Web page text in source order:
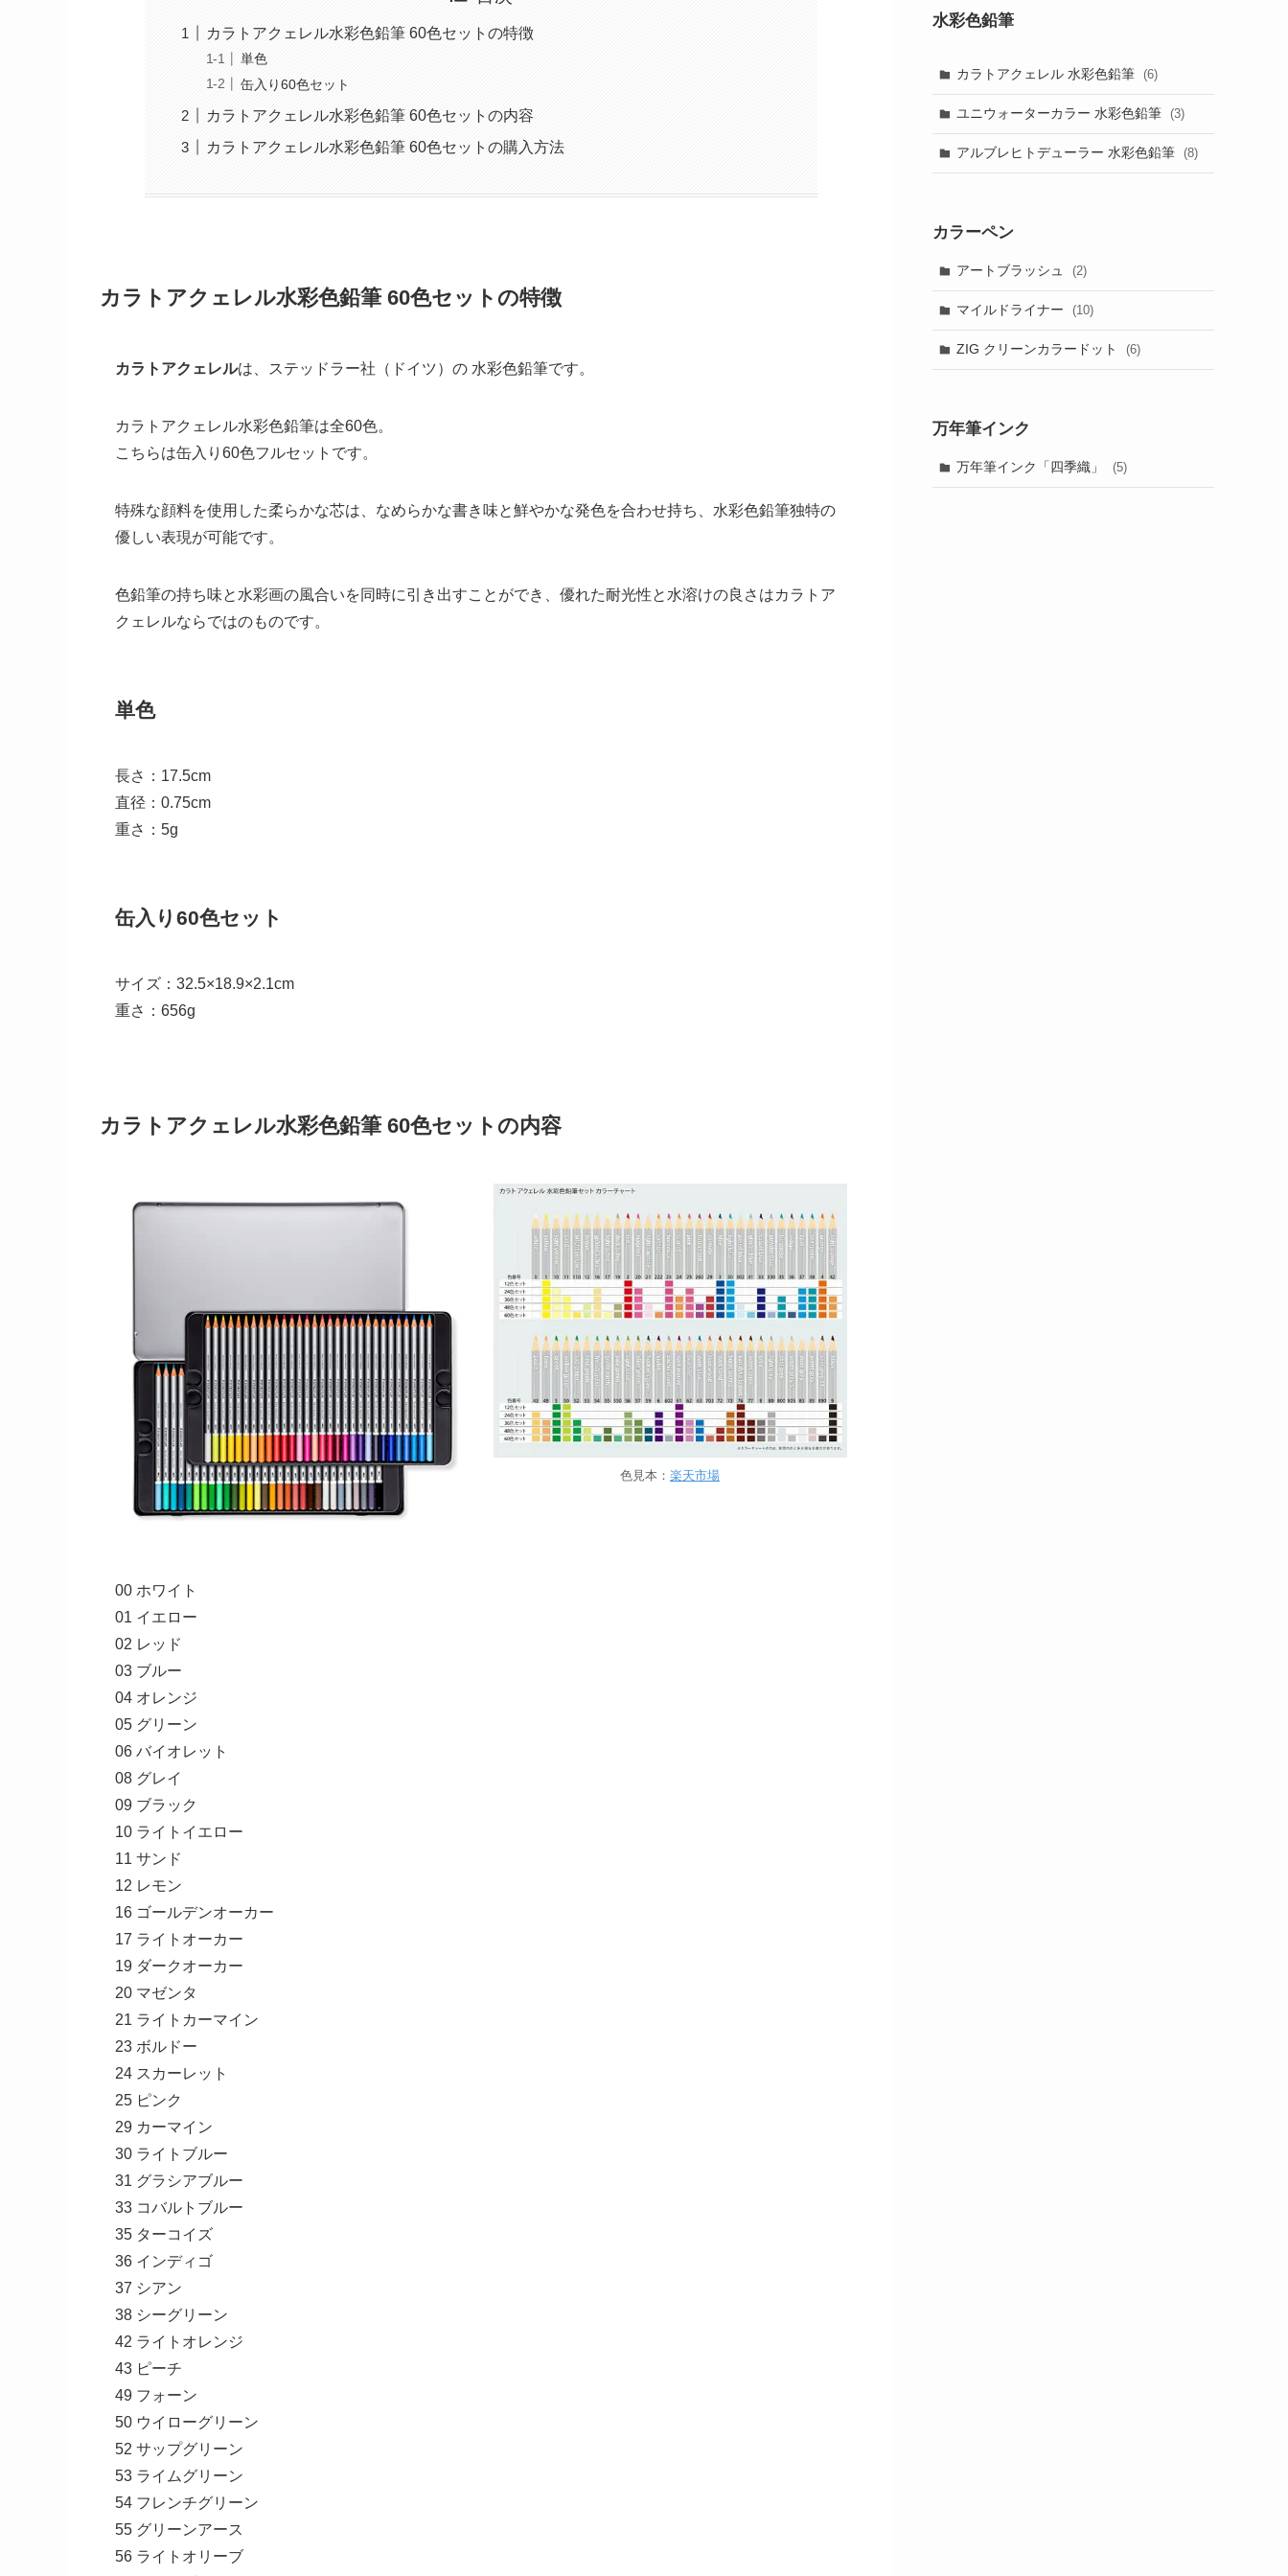
カラトアクェレル水彩色鉛筆 60色セットの特徴
単色
缶入り60色セット
カラトアクェレル水彩色鉛筆 60色セットの内容
カラトアクェレル水彩色鉛筆 60色セットの購入方法
カラトアクェレル水彩色鉛筆 60色セットの特徴
カラトアクェレルは、ステッドラー社（ドイツ）の 水彩色鉛筆です。
カラトアクェレル水彩色鉛筆は全60色。
こちらは缶入り60色フルセットです。
特殊な顔料を使用した柔らかな芯は、なめらかな書き味と鮮やかな発色を合わせ持ち、水彩色鉛筆独特の
優しい表現が可能です。
色鉛筆の持ち味と水彩画の風合いを同時に引き出すことができ、優れた耐光性と水溶けの良さはカラトア
クェレルならではのものです。
単色
長さ：17.5cm
直径：0.75cm
重さ：5g
缶入り60色セット
サイズ：32.5×18.9×2.1cm
重さ：656g
カラトアクェレル水彩色鉛筆 60色セットの内容
色見本： 楽天市場
00 ホワイト
01 イエロー
02 レッド
03 ブルー
04 オレンジ
05 グリーン
06 バイオレット
08 グレイ
09 ブラック
10 ライトイエロー
11 サンド
12 レモン
16 ゴールデンオーカー
17 ライトオーカー
19 ダークオーカー
20 マゼンタ
21 ライトカーマイン
23 ボルドー
24 スカーレット
25 ピンク
29 カーマイン
30 ライトブルー
31 グラシアブルー
33 コバルトブルー
35 ターコイズ
36 インディゴ
37 シアン
38 シーグリーン
42 ライトオレンジ
43 ピーチ
49 フォーン
50 ウイローグリーン
52 サップグリーン
53 ライムグリーン
54 フレンチグリーン
55 グリーンアース
56 ライトオリーブ
水彩色鉛筆
カラトアクェレル 水彩色鉛筆 (6)
ユニウォーターカラー 水彩色鉛筆 (3)
アルブレヒトデューラー 水彩色鉛筆 (8)
カラーペン
アートブラッシュ (2)
マイルドライナー (10)
ZIG クリーンカラードット (6)
万年筆インク
万年筆インク「四季織」 (5)